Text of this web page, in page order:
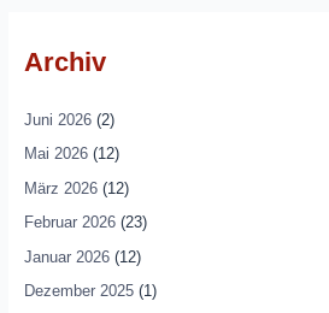
Archiv
Juni 2026(2)
Mai 2026(12)
März 2026(12)
Februar 2026(23)
Januar 2026(12)
Dezember 2025(1)